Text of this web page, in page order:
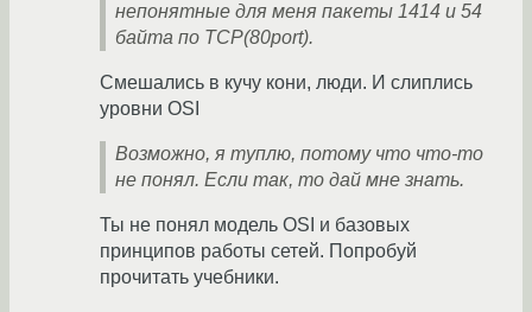
непонятные для меня пакеты 1414 и 54
байта по TCP(80port).
Смешались в кучу кони, люди. И слиплись
уровни OSI
Возможно, я туплю, потому что что-то
не понял. Если так, то дай мне знать.
Ты не понял модель OSI и базовых
принципов работы сетей. Попробуй
прочитать учебники.